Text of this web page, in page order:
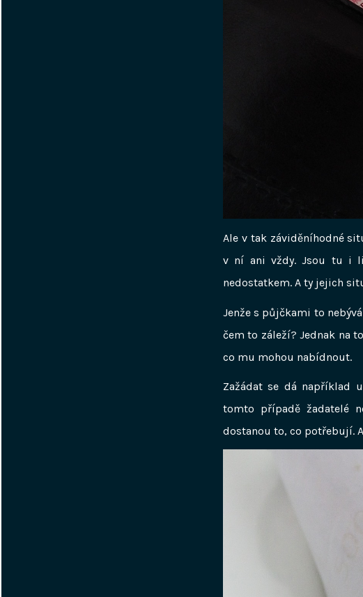
Ale v tak záviděníhodné
v ní ani vždy. Jsou tu i
nedostatkem. A ty jejich
Jenže s půjčkami to
čem to záleží? Jednak na
co mu mohou nabídnout.
Zažádat se dá například
tomto případě žadatelé
dostanou to, co potřebují.